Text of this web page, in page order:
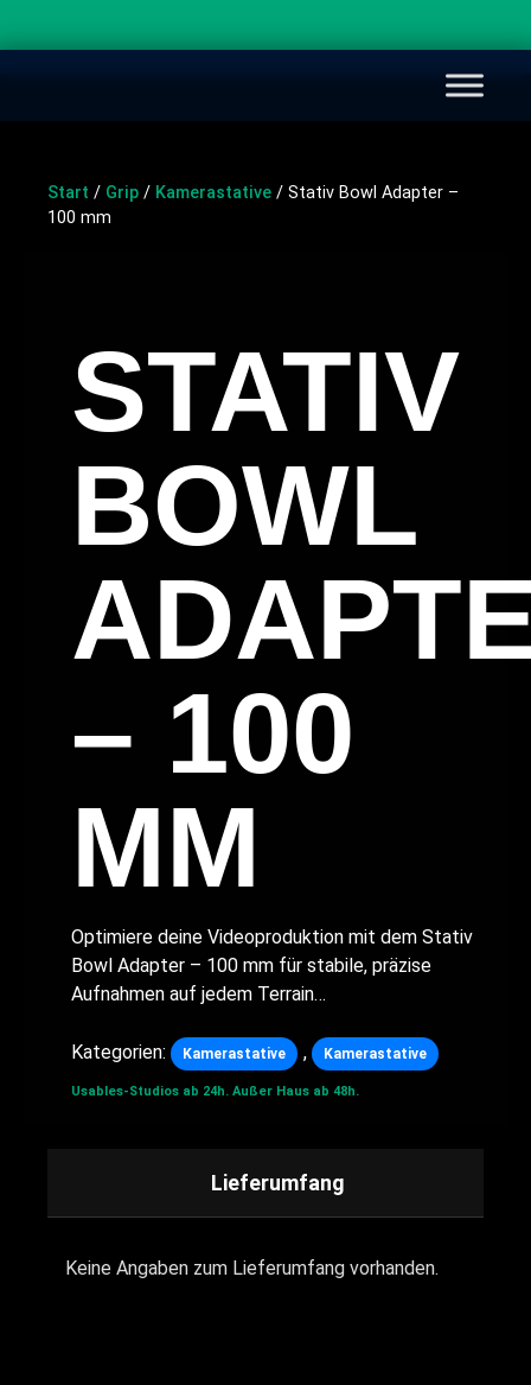
Start / Grip / Kamerastative / Stativ Bowl Adapter –
100 mm
STATIV
BOWL
– 100
MM
Optimiere deine Videoproduktion mit dem Stativ
Bowl Adapter – 100 mm für stabile, präzise
Aufnahmen auf jedem Terrain…
Kategorien: Kamerastative , Kamerastative
Usables-Studios ab 24h. Außer Haus ab 48h.
Lieferumfang
Keine Angaben zum Lieferumfang vorhanden.